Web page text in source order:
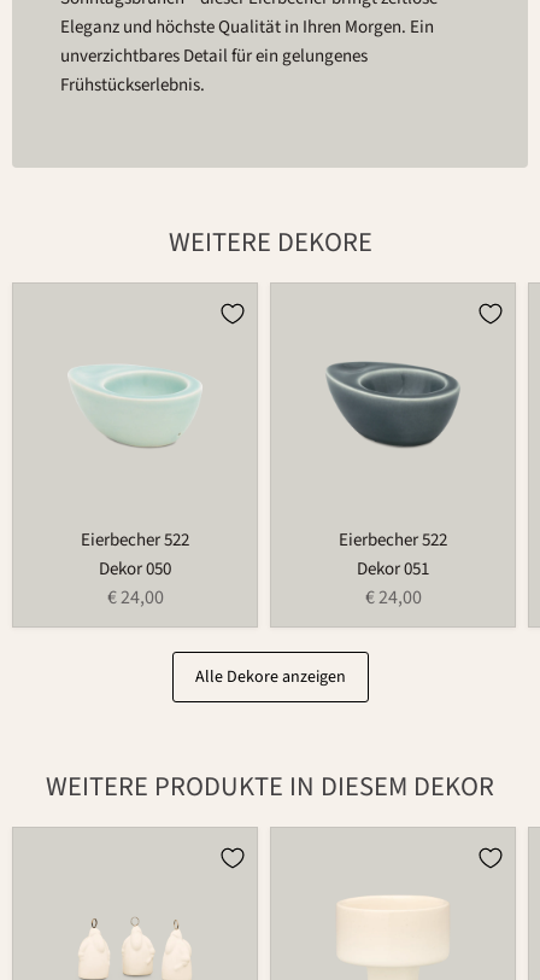
Eleganz und höchste Qualität in Ihren Morgen. Ein
unverzichtbares Detail für ein gelungenes
Frühstückserlebnis.
WEITERE DEKORE
Eierbecher 522
Dekor 050
€ 24,00
Eierbecher 522
Dekor 051
€ 24,00
Alle Dekore anzeigen
WEITERE PRODUKTE IN DIESEM DEKOR